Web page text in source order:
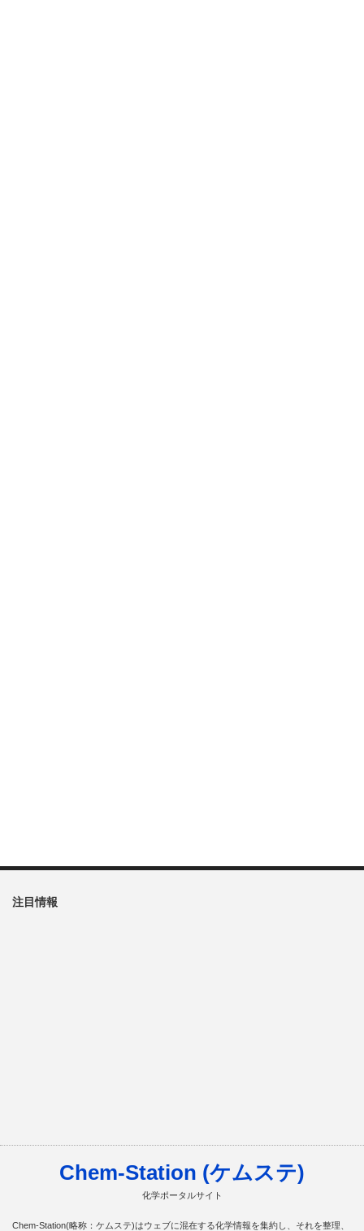
注目情報
Chem-Station (ケムステ)
化学ポータルサイト
Chem-Station(略称：ケムステ)はウェブに混在する化学情報を集約し、それを整理、